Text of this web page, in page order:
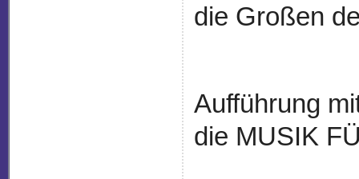
die Großen
Aufführung
die MUSIK